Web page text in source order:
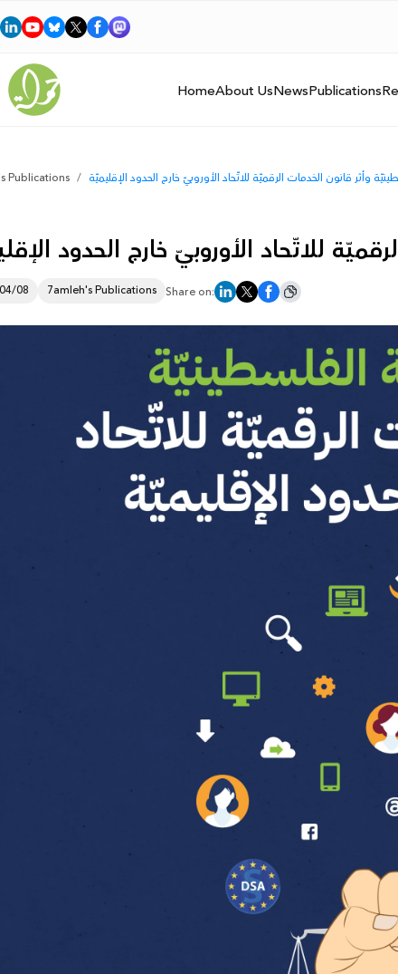
HomeAbout UsNewsPublications
Publications وأثر قانون الخدمات الرقميّة للاتّحاد الأوروبيّ خارج الحدود الإقليميّة
للاتّحاد الأوروبيّ خارج الحدود
08 7amleh's Publications Share on: